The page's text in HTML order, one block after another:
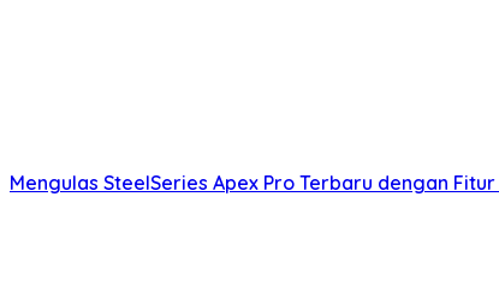
Mengulas SteelSeries Apex Pro Terbaru dengan